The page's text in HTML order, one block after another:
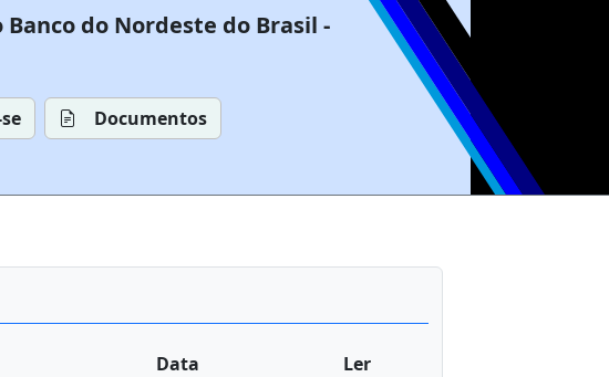
do Nordeste do Brasil -
Documentos
Data
Ler